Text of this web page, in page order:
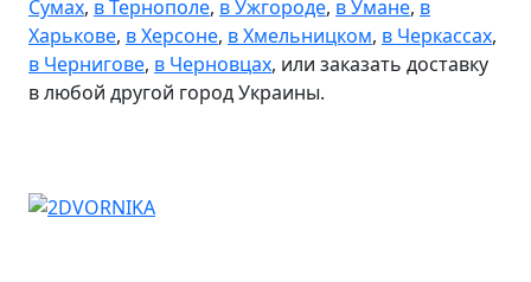
Сумах, в Тернополе, в Ужгороде, в Умане, в
Харькове, в Херсоне, в Хмельницком, в Черкассах,
в Чернигове, в Черновцах, или заказать доставку
в любой другой город Украины.